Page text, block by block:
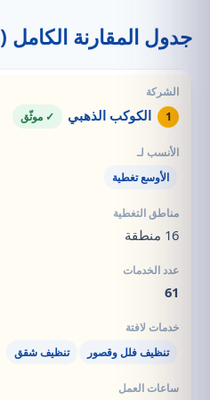
جدول المقارنة الكامل (11 شركة)
1 الكوكب الذهبي ✓ موثّق
الأوسع تغطية
16 منطقة
61
تنظيف فلل وقصور تنظيف شقق